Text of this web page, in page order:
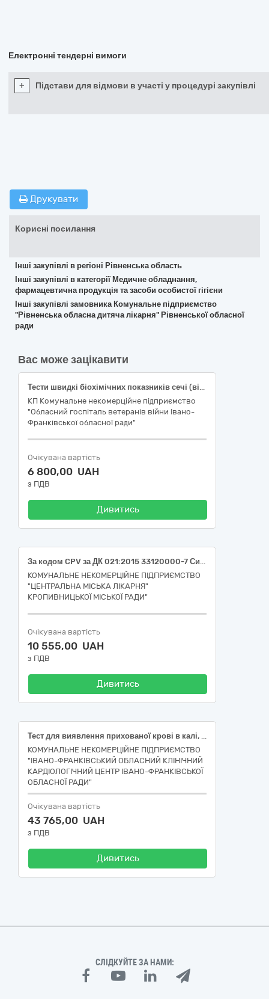
Електронні тендерні вимоги
+ Підстави для відмови в участі у процедурі закупівлі
Друкувати
Корисні посилання
Інші закупівлі в регіоні Рівненська область
Інші закупівлі в категорії Медичне обладнання,
фармацевтична продукція та засоби особистої гігієни
Інші закупівлі замовника Комунальне підприємство
"Рівненська обласна дитяча лікарня" Рівненської обласної
ради
Вас може зацікавити
Тести швидкі біохімічних показників сечі (відкрита система), Тести швидкі біохімічних показників сечі (відкрита система)
КП Комунальне некомерційне підприємство
"Обласний госпіталь ветеранів війни Івано-
Франківської обласної ради"
Очікувана вартість
6 800,00 UAH
з ПДВ
Дивитись
За кодом CPV за ДК 021:2015 33120000-7 Системи реєстрації медичної інформації та дослідне обладнання (Електрод-присоска, багаторазовий, для дорослих, основа гума, d-24 мм (кругла форма), конектор універсальний гвинт (НК 024:2023-42489 Електрокардіографічний електрод багаторазового використання; НК 031:2024-C020501 ЕКГ електроди); Електроди для ЕКГ: багаторазові, для дорослих, форма прищепки, основа пластикова, застосування: ехокардіографія, стрес-тест, холтер, універсальний гвинтовий конектор, робоча поверхня Ag/AgCl, розмір 24×47 мм. (НК 024:2023-42489 Електрокардіографічний електрод багаторазового використання; НК 031:2024-C020501 ЕКГ електроди))
КОМУНАЛЬНЕ НЕКОМЕРЦІЙНЕ ПІДПРИЄМСТВО
"ЦЕНТРАЛЬНА МІСЬКА ЛІКАРНЯ"
КРОПИВНИЦЬКОЇ МІСЬКОЇ РАДИ"
Очікувана вартість
10 555,00 UAH
з ПДВ
Дивитись
Тест для виявлення прихованої крові в калі, Смужки індикаторні РН, Смужки індикаторні Ацетонтест, Смужки індикаторні Глюкотест,
КОМУНАЛЬНЕ НЕКОМЕРЦІЙНЕ ПІДПРИЄМСТВО
"ІВАНО-ФРАНКІВСЬКИЙ ОБЛАСНИЙ КЛІНІЧНИЙ
КАРДІОЛОГІЧНИЙ ЦЕНТР ІВАНО-ФРАНКІВСЬКОЇ
ОБЛАСНОЇ РАДИ"
Очікувана вартість
43 765,00 UAH
з ПДВ
Дивитись
СЛІДКУЙТЕ ЗА НАМИ: